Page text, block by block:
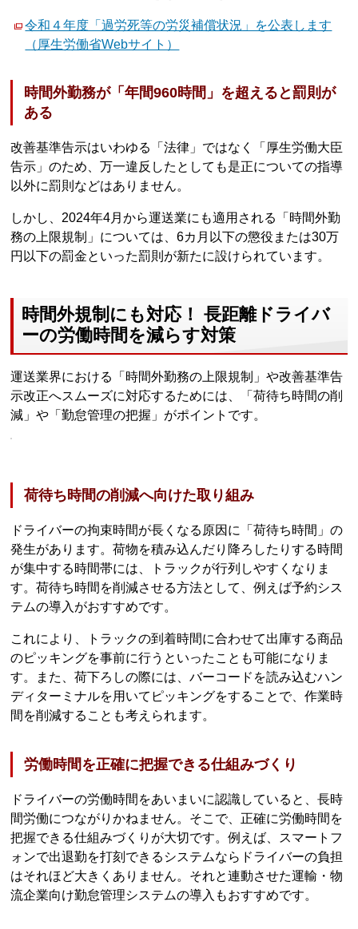
令和４年度「過労死等の労災補償状況」を公表します
（厚生労働省Webサイト）
時間外勤務が「年間960時間」を超えると罰則が
ある
改善基準告示はいわゆる「法律」ではなく「厚生労働大臣
告示」のため、万一違反したとしても是正についての指導
以外に罰則などはありません。
しかし、2024年4月から運送業にも適用される「時間外勤
務の上限規制」については、6カ月以下の懲役または30万
円以下の罰金といった罰則が新たに設けられています。
時間外規制にも対応！ 長距離ドライバ
ーの労働時間を減らす対策
運送業界における「時間外勤務の上限規制」や改善基準告
示改正へスムーズに対応するためには、「荷待ち時間の削
減」や「勤怠管理の把握」がポイントです。
荷待ち時間の削減へ向けた取り組み
ドライバーの拘束時間が長くなる原因に「荷待ち時間」の
発生があります。荷物を積み込んだり降ろしたりする時間
が集中する時間帯には、トラックが行列しやすくなりま
す。荷待ち時間を削減させる方法として、例えば予約シス
テムの導入がおすすめです。
これにより、トラックの到着時間に合わせて出庫する商品
のピッキングを事前に行うといったことも可能になりま
す。また、荷下ろしの際には、バーコードを読み込むハン
ディターミナルを用いてピッキングをすることで、作業時
間を削減することも考えられます。
労働時間を正確に把握できる仕組みづくり
ドライバーの労働時間をあいまいに認識していると、長時
間労働につながりかねません。そこで、正確に労働時間を
把握できる仕組みづくりが大切です。例えば、スマートフ
ォンで出退勤を打刻できるシステムならドライバーの負担
はそれほど大きくありません。それと連動させた運輸・物
流企業向け勤怠管理システムの導入もおすすめです。